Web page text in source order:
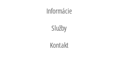
Informácie
Služby
Kontakt